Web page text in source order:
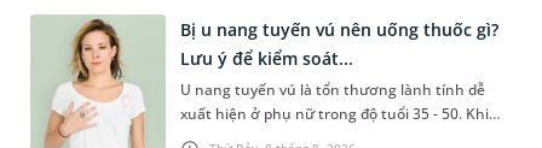
Bị u nang tuyến vú nên uống thuốc gì?
Lưu ý để kiểm soát...
U nang tuyến vú là tổn thương lành tính dễ
xuất hiện ở phụ nữ trong độ tuổi 35 - 50. Khi
được chẩn đoán mắc bệnh, nhiều người